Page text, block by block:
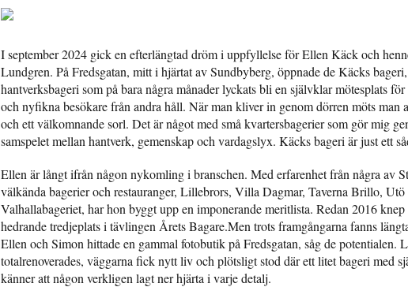
I september 2024 gick en efterlängtad dröm i uppfyllelse för Ellen Käck och
Lundgren. På Fredsgatan, mitt i hjärtat av Sundbyberg, öppnade de Käcks
hantverksbageri som på bara några månader lyckats bli en självklar mötesplats
och nyfikna besökare från andra håll. När man kliver in genom dörren möts man
och ett välkomnande sorl. Det är något med små kvartersbagerier som gör mig
samspelet mellan hantverk, gemenskap och vardagslyx. Käcks bageri är just ett
Ellen är långt ifrån någon nykomling i branschen. Med erfarenhet från några av
välkända bagerier och restauranger, Lillebrors, Villa Dagmar, Taverna Brillo, Utö
Valhallabageriet, har hon byggt upp en imponerande meritlista. Redan 2016 knep
hedrande tredjeplats i tävlingen Årets Bagare.Men trots framgångarna fanns
Ellen och Simon hittade en gammal fotobutik på Fredsgatan, såg de potentialen.
totalrenoverades, väggarna fick nytt liv och plötsligt stod där ett litet bageri med
känner att någon verkligen lagt ner hjärta i varje detalj.